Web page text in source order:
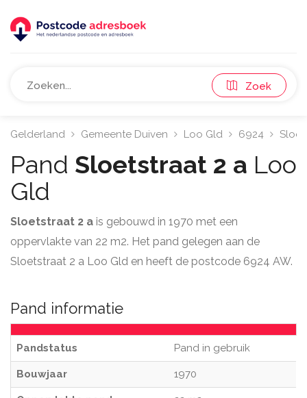
Zoek
Gelderland Gemeente Duiven Loo Gld 6924
Pand Sloetstraat 2 a Loo
Gld
Sloetstraat 2 a is gebouwd in 1970 met een
oppervlakte van 22 m2. Het pand gelegen aan de
Sloetstraat 2 a Loo Gld en heeft de postcode 6924 AW.
Pand informatie
Pandstatus Pand in gebruik
Bouwjaar 1970